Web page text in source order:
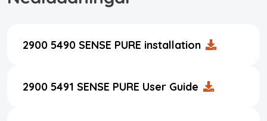
2900 5490 SENSE PURE installation
2900 5491 SENSE PURE User Guide